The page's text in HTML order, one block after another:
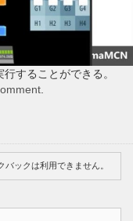
することができる。
バックは利用できません。